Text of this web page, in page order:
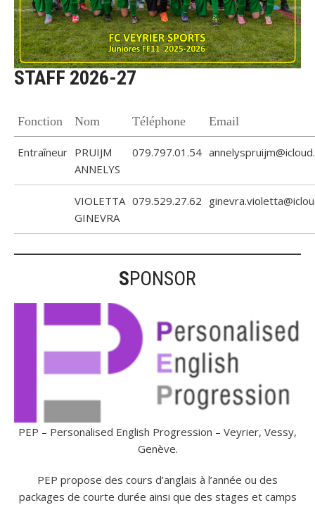
STAFF 2026-27
Fonction Nom Téléphone Email
Entraîneur PRUIJM
ANNELYS
079.797.01.54
VIOLETTA
GINEVRA
079.529.27.62
SPONSOR
PEP – Personalised English Progression – Veyrier, Vessy,
Genève.
PEP propose des cours d’anglais à l’année ou des
packages de courte durée ainsi que des stages et camps